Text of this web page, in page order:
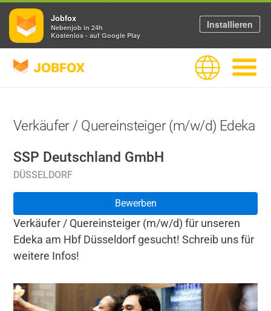
JOBFOX Sprache
Verkäufer / Quereinsteiger (m/w/d) Edeka
SSP Deutschland GmbH
DÜSSELDORF
Bewerben
Verkäufer / Quereinsteiger (m/w/d) für unseren
Edeka am Hbf Düsseldorf gesucht! Schreib uns für
weitere Infos!
Jobfox
Nebenjob in 24h
Kostenlos - auf Google Play
Installieren